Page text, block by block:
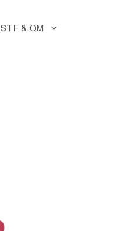
STF & QM